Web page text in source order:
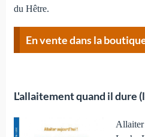
du Hêtre.
En vente dans la
L'allaitement quand il dure
Allaiter